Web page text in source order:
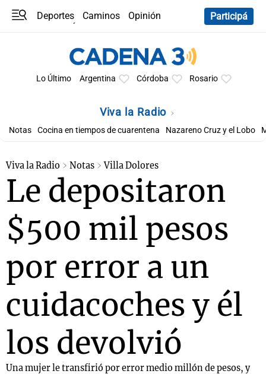
Deportes Caminos
Opinión
Participá
Lo Último Argentina Córdoba Rosario
Viva la Radio
Notas Cocina en tiempos de cuarentena Nazareno Cruz y el Lobo
Viva la Radio Notas Villa Dolores
Le depositaron
$500 mil pesos
por error a un
cuidacoches y él
los devolvió
Una mujer le transfirió por error medio millón de pesos, y